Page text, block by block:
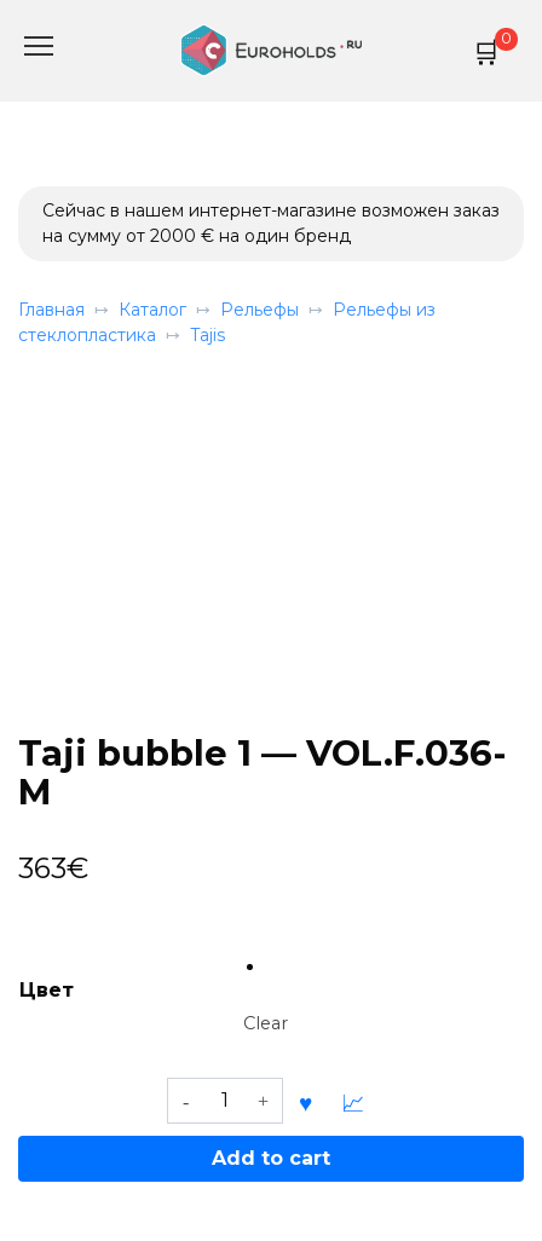
0
Сейчас в нашем интернет-магазине возможен заказ
на сумму от 2000 € на один бренд
Главная Каталог Рельефы
Рельефы из
стеклопластика
Tajis
Taji bubble 1 — VOL.F.036-
M
363€
Цвет
Clear
bubble
—
Add to cart